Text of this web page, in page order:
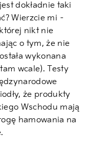
dokładnie taki
Wierzcie mi –
nikt nie
o tym, że nie
wykonana
wcale). Testy
że produkty
Wschodu mają
hamowania na